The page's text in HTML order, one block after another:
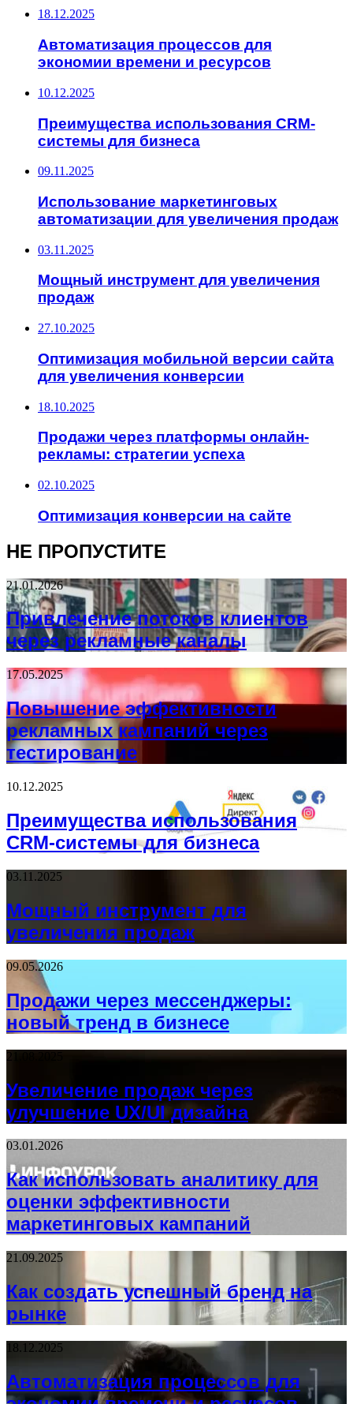
18.12.2025
Автоматизация процессов для
экономии времени и ресурсов
10.12.2025
Преимущества использования CRM-
системы для бизнеса
09.11.2025
Использование маркетинговых
автоматизации для увеличения продаж
03.11.2025
Мощный инструмент для увеличения
продаж
27.10.2025
Оптимизация мобильной версии сайта
для увеличения конверсии
18.10.2025
Продажи через платформы онлайн-
рекламы: стратегии успеха
02.10.2025
Оптимизация конверсии на сайте
НЕ ПРОПУСТИТЕ
21.01.2026
Привлечение потоков клиентов
через рекламные каналы
17.05.2025
Повышение эффективности
рекламных кампаний через
тестирование
10.12.2025
Преимущества использования
CRM-системы для бизнеса
03.11.2025
Мощный инструмент для
увеличения продаж
09.05.2026
Продажи через мессенджеры:
новый тренд в бизнесе
21.08.2025
Увеличение продаж через
улучшение UX/UI дизайна
03.01.2026
Как использовать аналитику для
оценки эффективности
маркетинговых кампаний
21.09.2025
Как создать успешный бренд на
рынке
18.12.2025
Автоматизация процессов для